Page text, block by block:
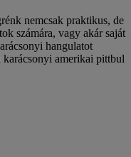
nemcsak praktikus, de
számára, vagy akár saját
hangulatot
karácsonyi amerikai pittbul